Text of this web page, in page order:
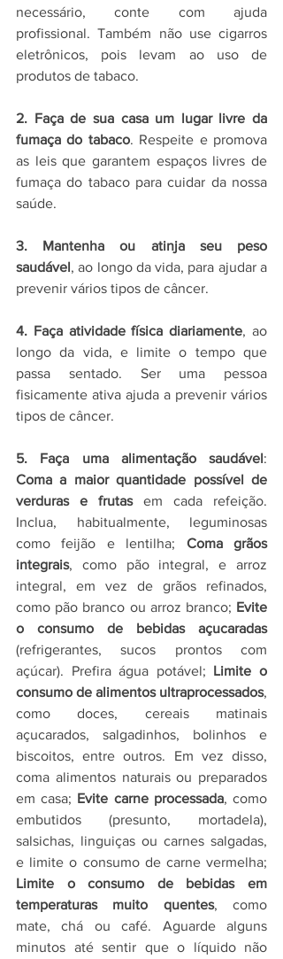
necessário, conte com ajuda
profissional. Também não use cigarros
eletrônicos, pois levam ao uso de
produtos de tabaco.
2. Faça de sua casa um lugar livre da
fumaça do tabaco. Respeite e promova
as leis que garantem espaços livres de
fumaça do tabaco para cuidar da nossa
saúde.
3. Mantenha ou atinja seu peso
saudável, ao longo da vida, para ajudar a
prevenir vários tipos de câncer.
4. Faça atividade física diariamente, ao
longo da vida, e limite o tempo que
passa sentado. Ser uma pessoa
fisicamente ativa ajuda a prevenir vários
tipos de câncer.
5. Faça uma alimentação saudável
Coma a maior quantidade possível de
verduras e frutas em cada refeição.
Inclua, habitualmente, leguminosas
como feijão e lentilha; Coma grãos
integrais, como pão integral, e arroz
integral, em vez de grãos refinados,
como pão branco ou arroz branco; Evite
o consumo de bebidas açucaradas
(refrigerantes, sucos prontos com
açúcar). Prefira água potável; Limite o
consumo de alimentos ultraprocessados,
como doces, cereais matinais
açucarados, salgadinhos, bolinhos e
biscoitos, entre outros. Em vez disso,
coma alimentos naturais ou preparados
em casa; Evite carne processada, como
embutidos (presunto, mortadela),
salsichas, linguiças ou carnes salgadas,
Limite o consumo de bebidas em
temperaturas muito quentes, como
mate, chá ou café. Aguarde alguns
minutos até sentir que o líquido não